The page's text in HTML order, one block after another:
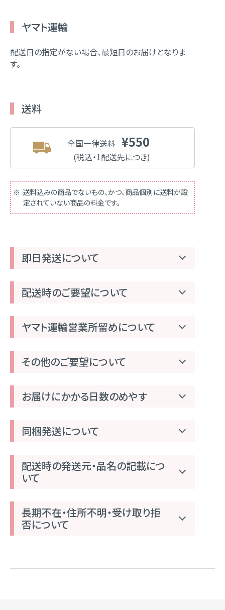
ヤマト運輸
配送日の指定がない場合、最短日のお届けとなりま
す。
送料
全国一律送料 ¥550
(税込・1配送先につき)
送料込みの商品でないもの、かつ、商品個別に送料が設
定されていない商品の料金です。
即日発送について
配送時のご要望について
ヤマト運輸営業所留めについて
その他のご要望について
お届けにかかる日数のめやす
同梱発送について
配送時の発送元・品名の記載につ
いて
長期不在・住所不明・受け取り拒
否について